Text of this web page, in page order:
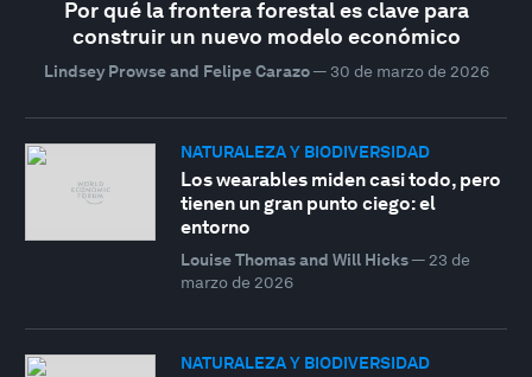
Por qué la frontera forestal es clave para
construir un nuevo modelo económico
Lindsey Prowse and Felipe Carazo— 30 de marzo de 2026
NATURALEZA Y BIODIVERSIDAD
Los wearables miden casi todo, pero
tienen un gran punto ciego: el
entorno
Louise Thomas and Will Hicks— 23 de
marzo de 2026
NATURALEZA Y BIODIVERSIDAD